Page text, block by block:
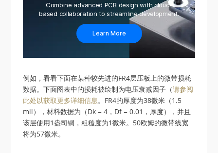
Combine advanced PCB design with cloud-
based collaboration to streamline development.
Learn More
例如，看看下面在某种较先进的FR4层压板上的微带损耗
数据。下面图表中的损耗被绘制为电压衰减因子（请参阅
此处以获取更多详细信息 。FR4的厚度为38微米（1.5
mil），材料数据为（Dk = 4，Df = 0.01，厚度），并且
该层使用1盎司铜，粗糙度为1微米。50欧姆的微带线宽
将为57微米。